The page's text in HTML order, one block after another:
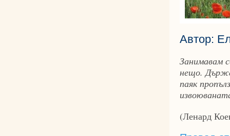
Автор:
Занимавам
нещо.
паяк
(Ленард